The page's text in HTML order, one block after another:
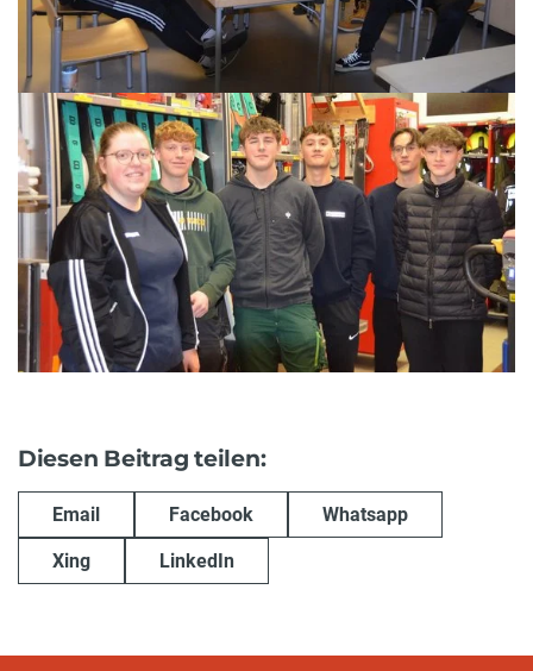
Diesen Beitrag teilen:
Email Facebook Whatsapp
Xing LinkedIn